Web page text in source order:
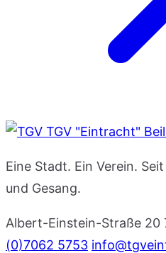
TGV "Eintracht"
Eine Stadt. Ein Verein.
und Gesang.
Albert-Einstein-Straße 20
(0)7062 5753